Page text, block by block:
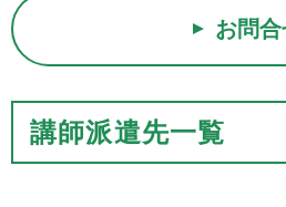
お問
講師派遣先一覧